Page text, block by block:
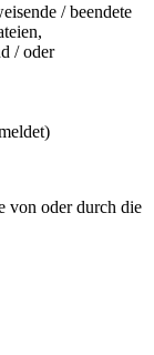
/ beendete
/ oder
von oder durch die